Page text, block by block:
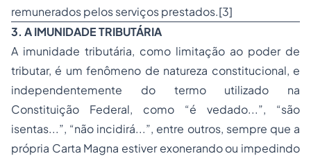
remunerados pelos serviços prestados.[3]
3. A IMUNIDADE TRIBUTÁRIA
A imunidade tributária, como limitação ao poder de
tributar, é um fenômeno de natureza constitucional, e
independentemente do termo utilizado na
Constituição Federal, como “é vedado...”, “são
isentas...”, “não incidirá...”, entre outros, sempre que a
própria Carta Magna estiver exonerando ou impedindo